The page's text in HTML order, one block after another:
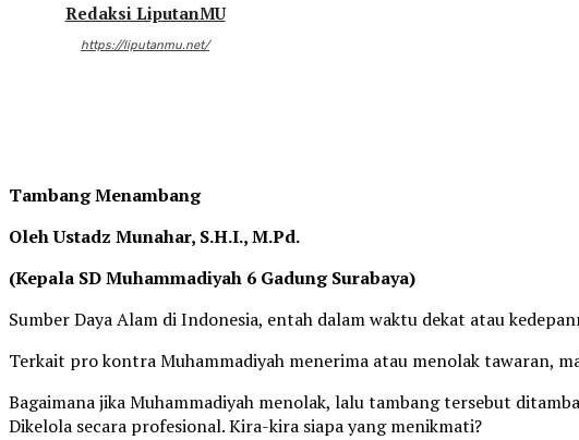
Redaksi LiputanMU
https://liputanmu.net/
Tambang Menambang
Oleh Ustadz Munahar, S.H.I., M.Pd.
(Kepala SD Muhammadiyah 6 Gadung Surabaya)
Sumber Daya Alam di Indonesia, entah dalam waktu dekat atau
Terkait pro kontra Muhammadiyah menerima atau menolak tawaran,
Bagaimana jika Muhammadiyah menolak, lalu tambang tersebut
Dikelola secara profesional. Kira-kira siapa yang menikmati?